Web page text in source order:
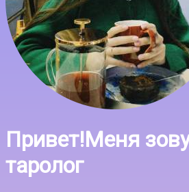
Привет!Меня
таролог